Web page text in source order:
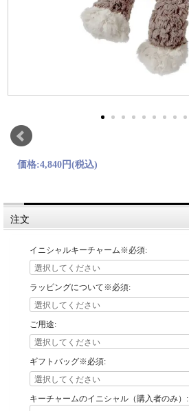
価格:4,840円(税込)
注文
イニシャルキーチャーム※必須:
ラッピングについて※必須:
ご用途:
ギフトバッグ※必須:
キーチャームのイニシャル（購入者のみ）: